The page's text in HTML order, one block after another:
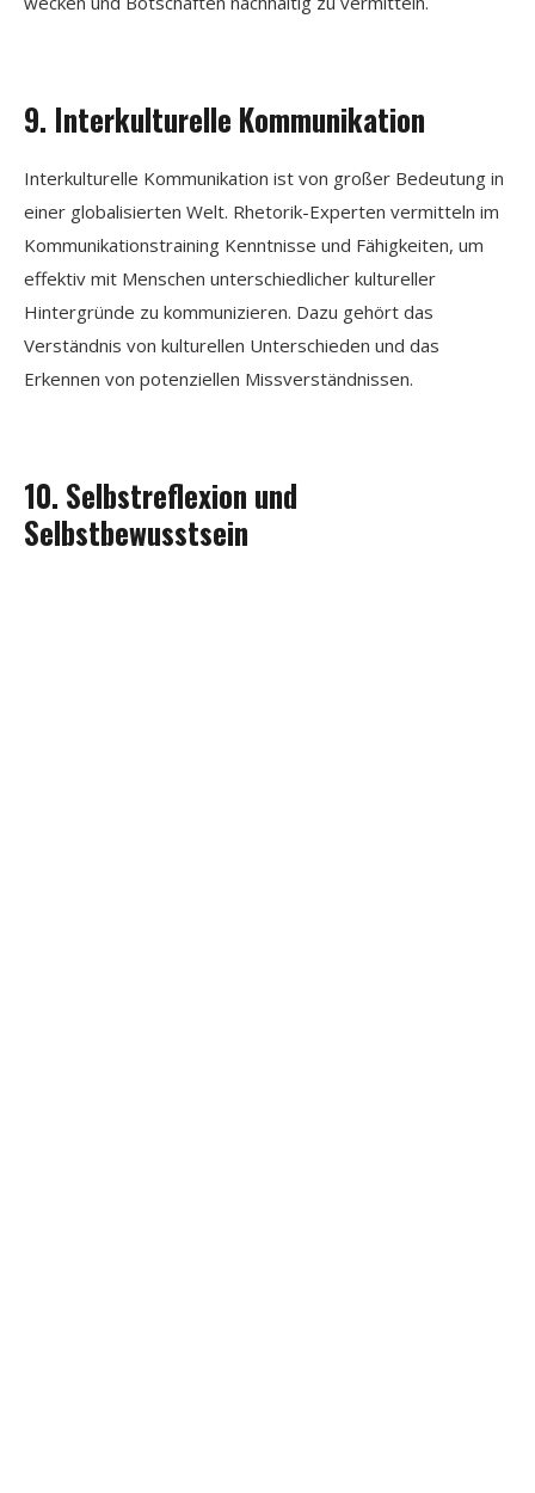
9. Interkulturelle Kommunikation
Interkulturelle Kommunikation ist von großer Bedeutung in
einer globalisierten Welt. Rhetorik-Experten vermitteln im
Kommunikationstraining Kenntnisse und Fähigkeiten, um
effektiv mit Menschen unterschiedlicher kultureller
Hintergründe zu kommunizieren. Dazu gehört das
Verständnis von kulturellen Unterschieden und das
Erkennen von potenziellen Missverständnissen.
10. Selbstreflexion und
Selbstbewusstsein